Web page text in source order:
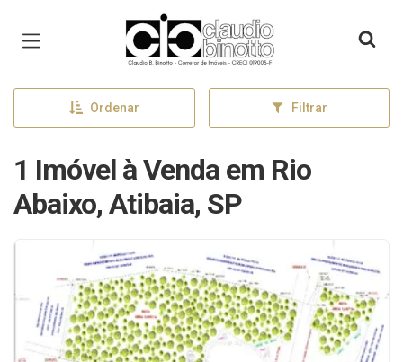
Página inicial
Ordenar Filtrar
1 Imóvel à Venda em Rio
Abaixo, Atibaia, SP